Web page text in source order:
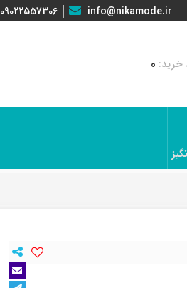
09022557306 info@nikamode.ir
0